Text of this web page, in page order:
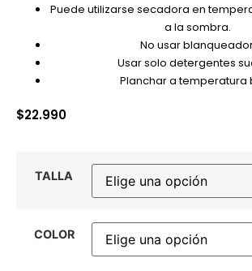
Puede utilizarse secadora en
a la sombra.
No usar
Usar solo detergentes
Planchar a temperatura
$22.990
TALLA
COLOR